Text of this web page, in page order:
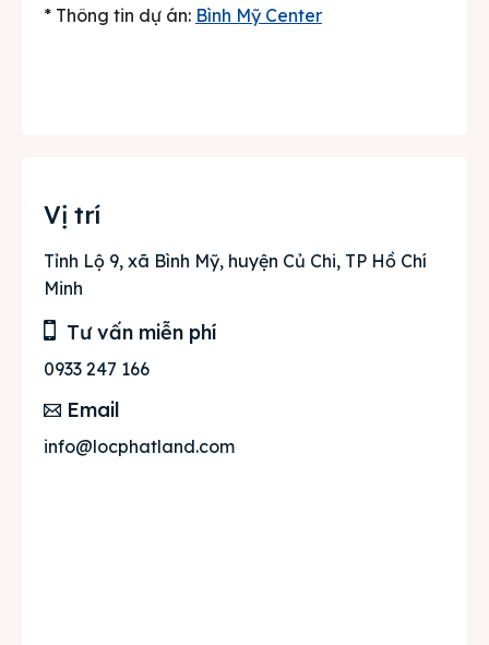
* Thông tin dự án: Bình Mỹ Center
Vị trí
Tỉnh Lộ 9, xã Bình Mỹ, huyện Củ Chi, TP Hồ Chí
Minh
Tư vấn miễn phí
0933 247 166
Email
info@locphatland.com